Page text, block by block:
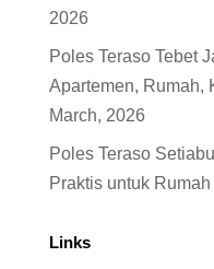
2026
Poles Teraso Tebet
Apartemen, Rumah,
March, 2026
Poles Teraso
Praktis untuk
Links